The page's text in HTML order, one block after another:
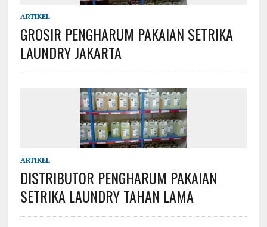
ARTIKEL
GROSIR PENGHARUM PAKAIAN SETRIKA
LAUNDRY JAKARTA
ARTIKEL
DISTRIBUTOR PENGHARUM PAKAIAN
SETRIKA LAUNDRY TAHAN LAMA